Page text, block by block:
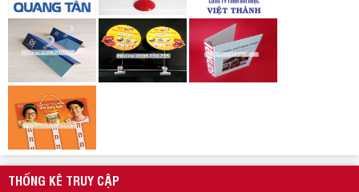
Wobbler đế nhựa
THỐNG KÊ TRUY CẬP